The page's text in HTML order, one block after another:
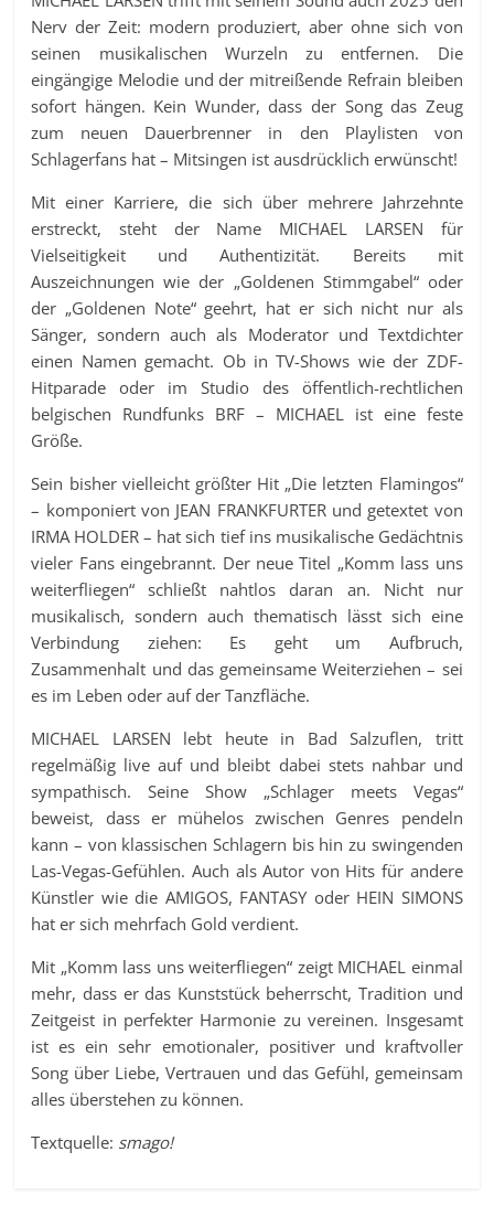
Nerv der Zeit: modern produziert, aber ohne sich von
seinen musikalischen Wurzeln zu entfernen. Die
eingängige Melodie und der mitreißende Refrain bleiben
sofort hängen. Kein Wunder, dass der Song das Zeug
zum neuen Dauerbrenner in den Playlisten von
Schlagerfans hat – Mitsingen ist ausdrücklich erwünscht!
Mit einer Karriere, die sich über mehrere Jahrzehnte
erstreckt, steht der Name MICHAEL LARSEN für
Vielseitigkeit und Authentizität. Bereits mit
Auszeichnungen wie der „Goldenen Stimmgabel“ oder
der „Goldenen Note“ geehrt, hat er sich nicht nur als
Sänger, sondern auch als Moderator und Textdichter
einen Namen gemacht. Ob in TV-Shows wie der ZDF-
Hitparade oder im Studio des öffentlich-rechtlichen
belgischen Rundfunks BRF – MICHAEL ist eine feste
Größe.
Sein bisher vielleicht größter Hit „Die letzten Flamingos“
– komponiert von JEAN FRANKFURTER und getextet von
IRMA HOLDER – hat sich tief ins musikalische Gedächtnis
vieler Fans eingebrannt. Der neue Titel „Komm lass uns
weiterfliegen“ schließt nahtlos daran an. Nicht nur
musikalisch, sondern auch thematisch lässt sich eine
Verbindung ziehen: Es geht um Aufbruch,
Zusammenhalt und das gemeinsame Weiterziehen – sei
es im Leben oder auf der Tanzfläche.
MICHAEL LARSEN lebt heute in Bad Salzuflen, tritt
regelmäßig live auf und bleibt dabei stets nahbar und
sympathisch. Seine Show „Schlager meets Vegas“
beweist, dass er mühelos zwischen Genres pendeln
kann – von klassischen Schlagern bis hin zu swingenden
Las-Vegas-Gefühlen. Auch als Autor von Hits für andere
Künstler wie die AMIGOS, FANTASY oder HEIN SIMONS
hat er sich mehrfach Gold verdient.
Mit „Komm lass uns weiterfliegen“ zeigt MICHAEL einmal
mehr, dass er das Kunststück beherrscht, Tradition und
Zeitgeist in perfekter Harmonie zu vereinen. Insgesamt
ist es ein sehr emotionaler, positiver und kraftvoller
Song über Liebe, Vertrauen und das Gefühl, gemeinsam
alles überstehen zu können.
Textquelle: smago!